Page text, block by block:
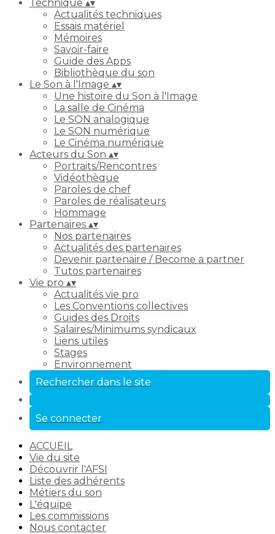
Technique ▴▾
Actualités techniques
Essais matériel
Mémoires
Savoir-faire
Guide des Apps
Bibliothèque du son
Le Son à l'Image ▴▾
Une histoire du Son à l'Image
La salle de Cinéma
Le SON analogique
Le SON numérique
Le Cinéma numérique
Acteurs du Son ▴▾
Portraits/Rencontres
Vidéothèque
Paroles de chef
Paroles de réalisateurs
Hommage
Partenaires ▴▾
Nos partenaires
Actualités des partenaires
Devenir partenaire / Become a partner
Tutos partenaires
Vie pro ▴▾
Actualités vie pro
Les Conventions collectives
Guides des Droits
Salaires/Minimums syndicaux
Liens utiles
Stages
Environnement
Rechercher dans le site
Se connecter
ACCUEIL
Vie du site
Découvrir l'AFSI
Liste des adhérents
Métiers du son
L'équipe
Les commissions
Nous contacter